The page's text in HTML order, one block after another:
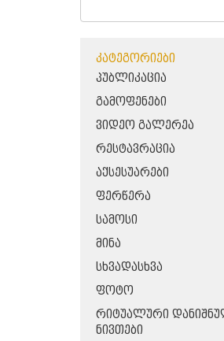
ᲙᲐᲢᲔᲒᲝᲠᲘᲔᲑᲘ
ᲞᲣᲑᲚᲘᲙᲐᲪᲘᲐ
ᲒᲐᲛᲝᲤᲔᲜᲔᲑᲘ
ᲕᲘᲓᲔᲝ ᲒᲐᲚᲔᲠᲔᲐ
ᲠᲔᲡᲢᲐᲕᲠᲐᲪᲘᲐ
ᲐᲥᲡᲔᲡᲣᲐᲠᲔᲑᲘ
ᲤᲔᲠᲬᲔᲠᲐ
ᲡᲐᲛᲝᲡᲘ
ᲛᲘᲜᲐ
ᲡᲮᲕᲐᲓᲐᲡᲮᲕᲐ
ᲤᲝᲢᲝ
ᲠᲘᲢᲣᲐᲚᲣᲠᲘ
ᲜᲘᲕᲗᲔᲑᲘ